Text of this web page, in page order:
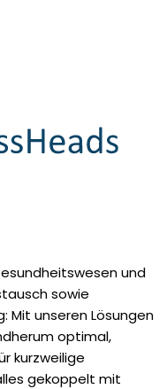
und
sowie
Mit unseren Lösungen
optimal,
kurzweilige
gekoppelt mit